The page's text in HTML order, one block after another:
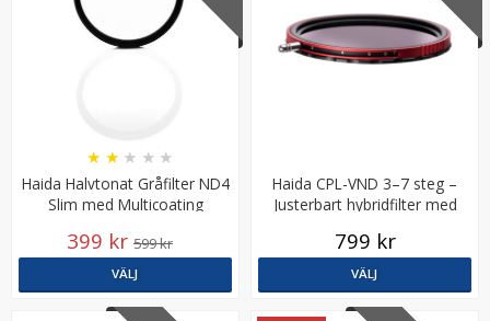
Haida Halvtonat Gråfilter ND4
Slim med Multicoating
★ ★ ★ ★ ★
399 kr 599 kr
VÄLJ
Haida CPL-VND 3–7 steg –
Justerbart hybridfilter med
799 kr
VÄLJ